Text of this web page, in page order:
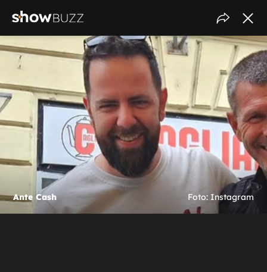
Ante Cash Foto: Instagram